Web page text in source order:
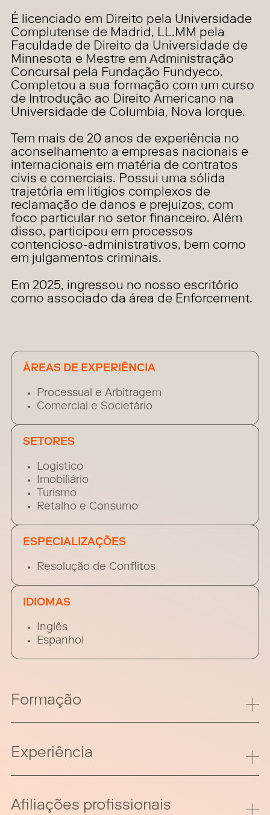
É licenciado em Direito pela Universidade
Complutense de Madrid, LL.MM pela
Faculdade de Direito da Universidade de
Minnesota e Mestre em Administração
Concursal pela Fundação Fundyeco.
Completou a sua formação com um curso
de Introdução ao Direito Americano na
Universidade de Columbia, Nova Iorque.
Tem mais de 20 anos de experiência no
aconselhamento a empresas nacionais e
internacionais em matéria de contratos
civis e comerciais. Possui uma sólida
trajetória em litígios complexos de
reclamação de danos e prejuízos, com
foco particular no setor financeiro. Além
disso, participou em processos
contencioso-administrativos, bem como
em julgamentos criminais.
Em 2025, ingressou no nosso escritório
como associado da área de Enforcement.
ÁREAS DE EXPERIÊNCIA
Processual e Arbitragem
Comercial e Societário
SETORES
Logístico
Imobiliário
Turismo
Retalho e Consumo
ESPECIALIZAÇÕES
Resolução de Conflitos
IDIOMAS
Inglês
Espanhol
Formação
Experiência
Afiliações profissionais